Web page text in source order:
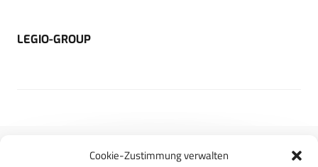
Cookie-Zustimmung verwalten
LEGIO-GROUP